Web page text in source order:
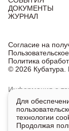
ДОКУМЕНТЫ
ЖУРНАЛ
© 2026 Кубатура.
Согласие на
Политика
Информация о
публичной
характер.
Для получения
и стоимости
Для
технологии
Продолжая